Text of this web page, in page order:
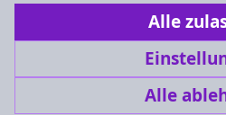
Alle
Alle
Dekanat.Vogelsberg@ekhn.de